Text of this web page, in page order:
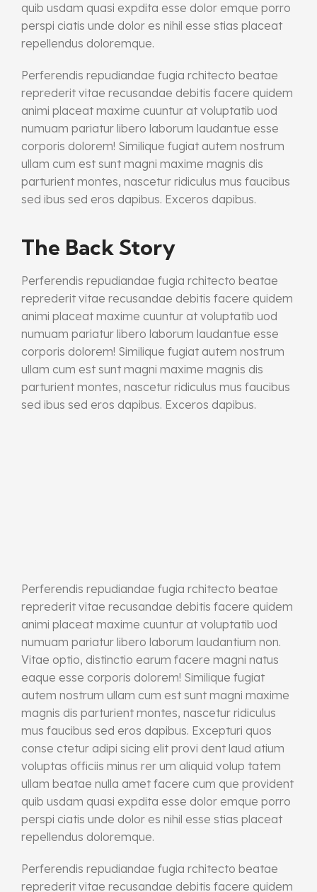
quib usdam quasi expdita esse dolor emque porro
perspi ciatis unde dolor es nihil esse stias placeat
repellendus doloremque.
Perferendis repudiandae fugia rchitecto beatae
reprederit vitae recusandae debitis facere quidem
animi placeat maxime cuuntur at voluptatib uod
numuam pariatur libero laborum laudantue esse
corporis dolorem! Similique fugiat autem nostrum
ullam cum est sunt magni maxime magnis dis
parturient montes, nascetur ridiculus mus faucibus
sed ibus sed eros dapibus. Exceros dapibus.
The Back Story
Perferendis repudiandae fugia rchitecto beatae
reprederit vitae recusandae debitis facere quidem
animi placeat maxime cuuntur at voluptatib uod
numuam pariatur libero laborum laudantue esse
corporis dolorem! Similique fugiat autem nostrum
ullam cum est sunt magni maxime magnis dis
parturient montes, nascetur ridiculus mus faucibus
sed ibus sed eros dapibus. Exceros dapibus.
Perferendis repudiandae fugia rchitecto beatae
reprederit vitae recusandae debitis facere quidem
animi placeat maxime cuuntur at voluptatib uod
numuam pariatur libero laborum laudantium non.
Vitae optio, distinctio earum facere magni natus
eaque esse corporis dolorem! Similique fugiat
autem nostrum ullam cum est sunt magni maxime
magnis dis parturient montes, nascetur ridiculus
mus faucibus sed eros dapibus. Excepturi quos
conse ctetur adipi sicing elit provi dent laud atium
voluptas officiis minus rer um aliquid volup tatem
ullam beatae nulla amet facere cum que provident
quib usdam quasi expdita esse dolor emque porro
perspi ciatis unde dolor es nihil esse stias placeat
repellendus doloremque.
Perferendis repudiandae fugia rchitecto beatae
reprederit vitae recusandae debitis facere quidem